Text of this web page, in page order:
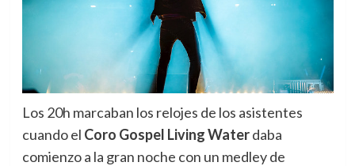
Los 20h marcaban los relojes de los asistentes
cuando el Coro Gospel Living Waterdaba
comienzo a la gran noche con un medley de